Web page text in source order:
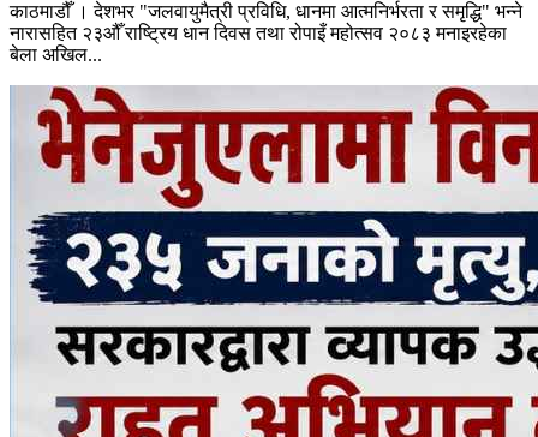
काठमाडौँ । देशभर "जलवायुमैत्री प्रविधि, धानमा आत्मनिर्भरता र समृद्धि" भन्ने
नारासहित २३औँ राष्ट्रिय धान दिवस तथा रोपाइँ महोत्सव २०८३ मनाइरहेका
बेला अखिल...